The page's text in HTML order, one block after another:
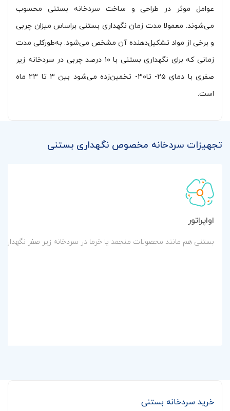
عوامل موثر در طراحی و ساخت سردخانه بستنی محسوب
می‌شوند. معمولا مدت زمان نگهداری بستنی براساس میزان چربی
و برخی از مواد تشکیل‌دهنده آن مشخص می‌شود. به‌طورکلی مدت
زمانی که برای نگهداری بستنی با ۱۰ درصد چربی در سردخانه زیر
صفری با دمای ۲۵- تا۳۰- تخمین‌زده می‌شود بین ۳ تا ۲۳ ماه
است.
تجهیزات سردخانه مخصوص نگهداری بستنی
اواپراتور
بستنی هم مانند محصولات منجمد یا خرما در سردخانه زیر صفر نگهداری
خرید سردخانه بستنی